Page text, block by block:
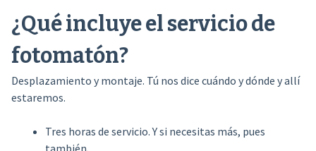
¿Qué incluye el servicio de
fotomatón?
Desplazamiento y montaje. Tú nos dice cuándo y dónde y allí
estaremos.
Tres horas de servicio. Y si necesitas más, pues
también.